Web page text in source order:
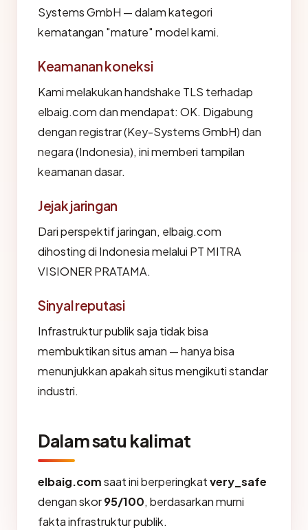
Systems GmbH — dalam kategori
kematangan "mature" model kami.
Keamanan koneksi
Kami melakukan handshake TLS terhadap
elbaig.com dan mendapat: OK. Digabung
dengan registrar (Key-Systems GmbH) dan
negara (Indonesia), ini memberi tampilan
keamanan dasar.
Jejak jaringan
Dari perspektif jaringan, elbaig.com
dihosting di Indonesia melalui PT MITRA
VISIONER PRATAMA.
Sinyal reputasi
Infrastruktur publik saja tidak bisa
membuktikan situs aman — hanya bisa
menunjukkan apakah situs mengikuti standar
industri.
Dalam satu kalimat
elbaig.comsaat ini berperingkatvery_safe
dengan skor95/100, berdasarkan murni
fakta infrastruktur publik.